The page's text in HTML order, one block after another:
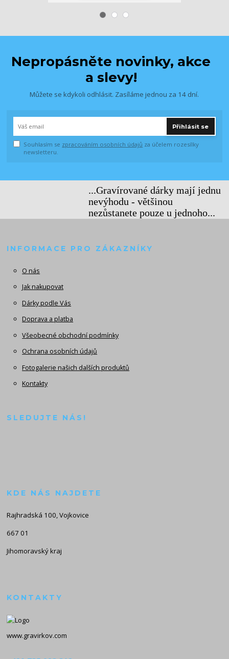
Nepropásněte novinky, akce
a slevy!
Můžete se kdykoli odhlásit. Zasíláme jednou za 14 dní.
Přihlásit se
Souhlasím se zpracováním osobních údajů za účelem rozesílky
newsletteru.
...Gravírované dárky mají jednu
nevýhodu - většinou
nezůstanete pouze u jednoho...
INFORMACE PRO ZÁKAZNÍKY
O nás
Jak nakupovat
Dárky podle Vás
Doprava a platba
Všeobecné obchodní podmínky
Ochrana osobních údajů
Fotogalerie našich dalších produktů
Kontakty
SLEDUJTE NÁS!
KDE NÁS NAJDETE
Rajhradská 100, Vojkovice
667 01
Jihomoravský kraj
KONTAKTY
www.gravirkov.com